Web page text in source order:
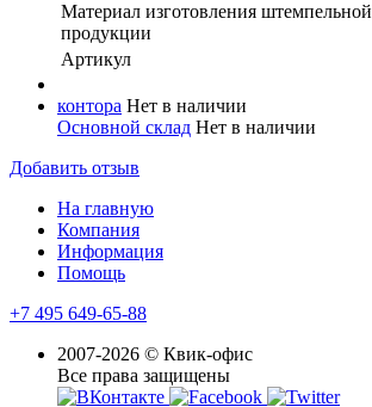
Материал изготовления штемпельной
продукции
Артикул
контора Нет в наличии
Основной склад Нет в наличии
Добавить отзыв
На главную
Компания
Информация
Помощь
+7 495 649-65-88
2007-2026 © Квик-офис
Все права защищены